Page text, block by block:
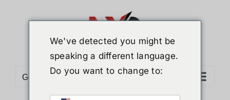
Go to...
We've detected you might be
speaking a different language.
Do you want to change to: